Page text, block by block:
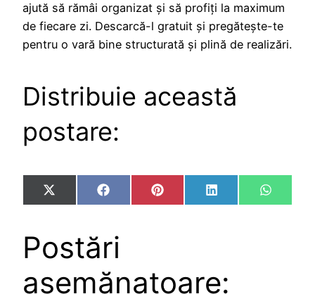
ajută să rămâi organizat și să profiți la maximum
de fiecare zi. Descarcă-l gratuit și pregătește-te
pentru o vară bine structurată și plină de realizări.
Distribuie această
postare:
Share
on
X
(Twitter)
Share
on
FacebookShare
on
Pinterest Share
on
LinkedIn Share
on
Postări
asemănatoare: